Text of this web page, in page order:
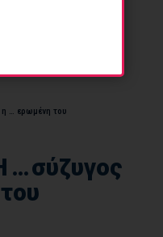
η … ερωμένη του
σύζυγος